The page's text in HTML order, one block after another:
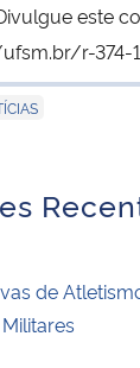
este
r-374-
de